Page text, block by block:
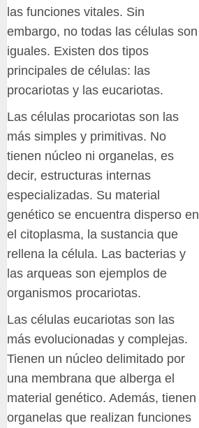
las funciones vitales. Sin
embargo, no todas las células son
iguales. Existen dos tipos
principales de células: las
procariotas y las eucariotas.
Las células procariotas son las
más simples y primitivas. No
tienen núcleo ni organelas, es
decir, estructuras internas
especializadas. Su material
genético se encuentra disperso en
el citoplasma, la sustancia que
rellena la célula. Las bacterias y
las arqueas son ejemplos de
organismos procariotas.
Las células eucariotas son las
más evolucionadas y complejas.
Tienen un núcleo delimitado por
una membrana que alberga el
material genético. Además, tienen
organelas que realizan funciones